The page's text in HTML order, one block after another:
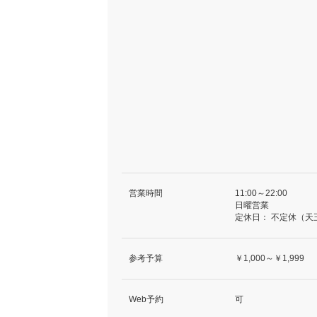
営業時間
11:00～22:00
日曜営業
定休日： 不定休（天
参考予算 ￥1,000～￥1,999
Web予約 可